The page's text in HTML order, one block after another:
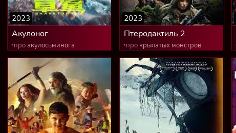
Акулоног
2023
‣про акулосьминога
Птеродактиль 2
2023
‣про крылатых монстров